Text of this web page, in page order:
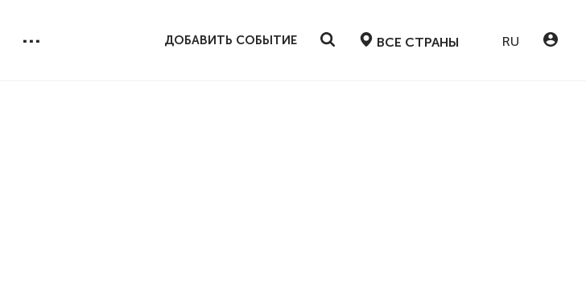
... ДОБАВИТЬ СОБЫТИЕ ВСЕ СТРАНЫ RU